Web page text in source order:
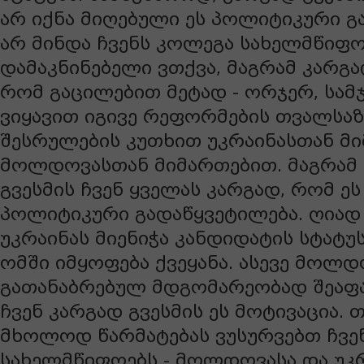
არ იქნა მიღებული ეს პოლიტიკური
არ მინდა ჩვენს კოლეგა
დამაკნინებელი ვთქვა, მაგრამ
რომ გაცილებით მეტად - ორჯერ,
ვიყავით იგივე რეფორმების
შესრულების კუთხით უკრაინასთან
მოლდოვასთან მიმართებით. მაგრამ
გვესმის ჩვენ ყველას კარგად, რომ
პოლიტიკური გადაწყვეტილება.
უკრაინას მიენიჭა კანდიდატის
ომში იმყოფება ქვეყანა. ასევე
გათანაბრებულ მდგომარეობად
ჩვენ კარგად გვესმის ეს მოტივაცია.
მხოლოდ წარმატებას ვუსურვებთ